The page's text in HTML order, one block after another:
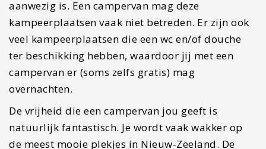
de meest mooie plekjes in Nieuw-Zeeland. De
kosten van een camper liggen hoger dan bij een
campervan. Beiden zijn niet de goedkoopste
manieren om door Nieuw-Zeeland te reizen, maar
dit compenseert zich door de vele gratis
kampeerplaatsen die Nieuw-Zeeland te bieden
heeft. Wil jij meer te weten komen over gratis
kampeerplaatsen en handige apps die jou
kunnen ondersteunen tijdens je reis, lees dan